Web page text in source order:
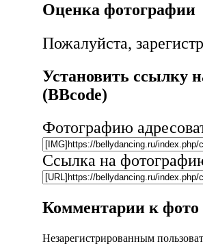
Оценка фотографии
Пожалуйста,
Установить ссылку
(BBcode)
Фотографию
Ссылка на
Комментарии к фото
Незарегистрированным